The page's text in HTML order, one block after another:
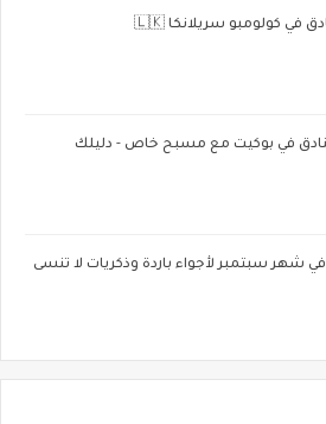
10 فنادق في بوكيت مع مسبح خاص - دليلك
في شهر سبتمبر لأجواء باردة وذكريات لا تنسى